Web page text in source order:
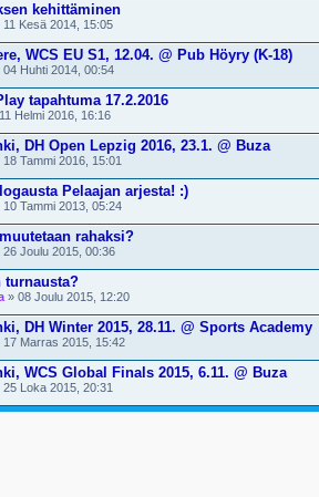
kehittäminen
11 Kesä 2014, 15:05
WCS EU S1, 12.04. @ Pub Höyry (K-18)
04 Huhti 2014, 00:54
tapahtuma 17.2.2016
Helmi 2016, 16:16
DH Open Lepzig 2016, 23.1. @ Buza
18 Tammi 2016, 15:01
Pelaajan arjesta! :)
10 Tammi 2013, 05:24
rahaksi?
26 Joulu 2015, 00:36
turnausta?
» 08 Joulu 2015, 12:20
DH Winter 2015, 28.11. @ Sports Academy
17 Marras 2015, 15:42
WCS Global Finals 2015, 6.11. @ Buza
25 Loka 2015, 20:31